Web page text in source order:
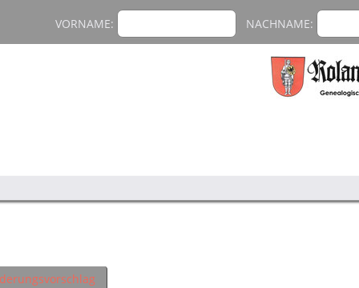
VORNAME: NACHNAME: